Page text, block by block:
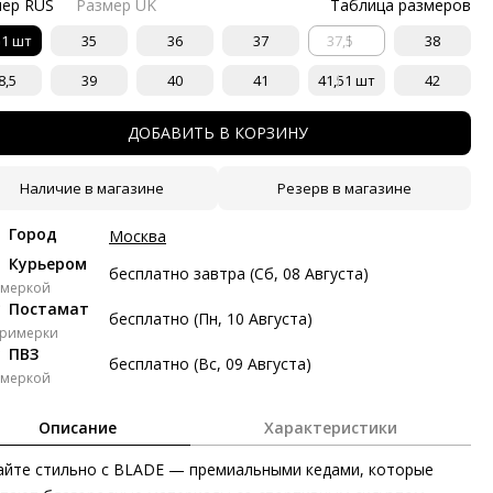
с Яндекс Сплит
Сплит с разбивкой платежей на 2 месяца. Без
Платёж от 7 247 рублей в месяц
₽
21 авг
переплат
сейчас только часть, а оставшееся будем списывать
две недели
RUS Размер UK Таблица размеров
1 шт 35 36 37 37,5
38
39 40 41 41,51 шт 42
ДОБАВИТЬ В КОРЗИНУ
Наличие в магазине Резерв в магазине
Город
Москва
Курьером
бесплатно завтра (Сб, 08 Августа)
Постамат
бесплатно (Пн, 10 Августа)
ПВЗ
бесплатно (Вс, 09 Августа)
Описание Характеристики
стильно с BLADE — премиальными кедами, которые